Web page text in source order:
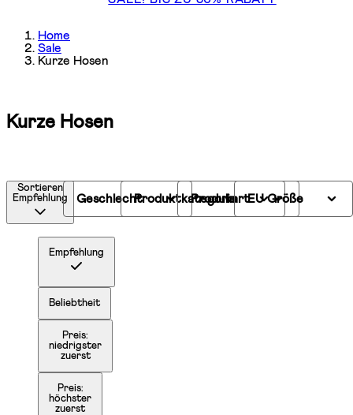
Home
Sale
Kurze Hosen
Kurze Hosen
Sortieren
Empfehlung
Empfehlung
Beliebtheit
Preis:
niedrigster
zuerst
Preis:
höchster
zuerst
GeschlechtProduktkategorie
ProdukartEU Größe